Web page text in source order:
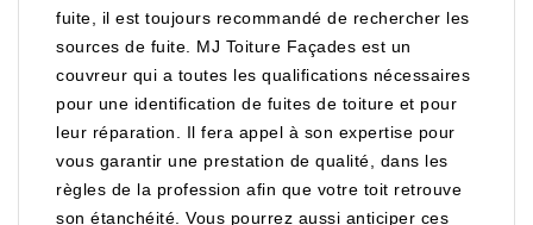
fuite, il est toujours recommandé de rechercher les
sources de fuite. MJ Toiture Façades est un
couvreur qui a toutes les qualifications nécessaires
pour une identification de fuites de toiture et pour
leur réparation. Il fera appel à son expertise pour
vous garantir une prestation de qualité, dans les
règles de la profession afin que votre toit retrouve
son étanchéité. Vous pourrez aussi anticiper ces